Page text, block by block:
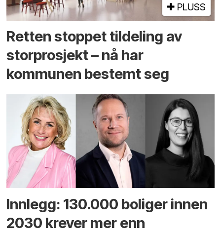
PLUSS
Retten stoppet tildeling av
storprosjekt – nå har
kommunen bestemt seg
Innlegg: 130.000 boliger innen
2030 krever mer enn